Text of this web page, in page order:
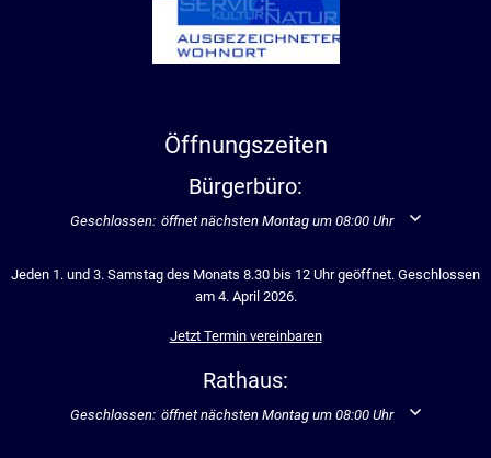
Öffnungszeiten
Bürgerbüro:
Klicken, um weitere Öffnungs- oder Schließzeiten auszublenden
Geschlossen: öffnet nächsten Montag um 08:00 Uhr
Jeden 1. und 3. Samstag des Monats 8.30 bis 12 Uhr geöffnet. Geschlossen
am 4. April 2026.
Jetzt Termin vereinbaren
Rathaus:
Klicken, um weitere Öffnungs- oder Schließzeiten auszublenden
Geschlossen: öffnet nächsten Montag um 08:00 Uhr